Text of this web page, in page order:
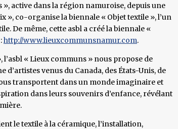
active dans la région namuroise, depuis une
», co-organise la biennale « Objet textile », l’un
De même, cette asbl a créé la biennale «
http://www.lieuxcommunsnamur.com.
« Lieux communs » nous propose de
venus du Canada, des États-Unis, de
transportent dans un monde imaginaire et
dans leurs souvenirs d’enfance, révélant
le textile à la céramique, l’installation,